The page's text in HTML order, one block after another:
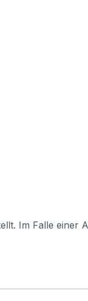
Im Falle einer